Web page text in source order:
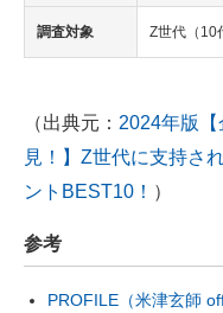
調査対象 Z世代（10
（出典元： 2024年版
見！】Z世代に支持さ
ントBEST10！ ）
参考
PROFILE（米津玄師